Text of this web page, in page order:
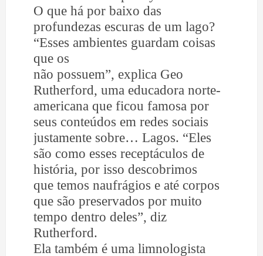
O que há por baixo das
profundezas escuras de um lago?
“Esses ambientes guardam coisas
que os
não possuem”, explica Geo
Rutherford, uma educadora norte-
americana que ficou famosa por
seus conteúdos em redes sociais
justamente sobre… Lagos. “Eles
são como esses receptáculos de
história, por isso descobrimos
que temos naufrágios e até corpos
que são preservados por muito
tempo dentro deles”, diz
Rutherford.
Ela também é uma limnologista